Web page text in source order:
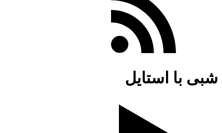
شبی با استایل